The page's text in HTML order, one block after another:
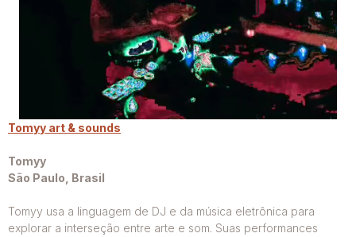
Tomyy art & sounds
Tomyy
São Paulo, Brasil
Tomyy usa a linguagem de DJ e da música eletrônica para
explorar a interseção entre arte e som. Suas performances